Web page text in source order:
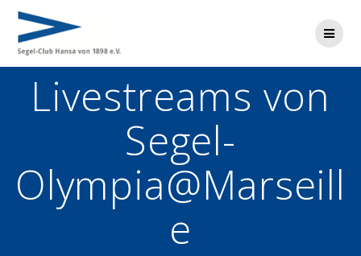
Livestreams von
Segel-
Olympia@Marseill
e